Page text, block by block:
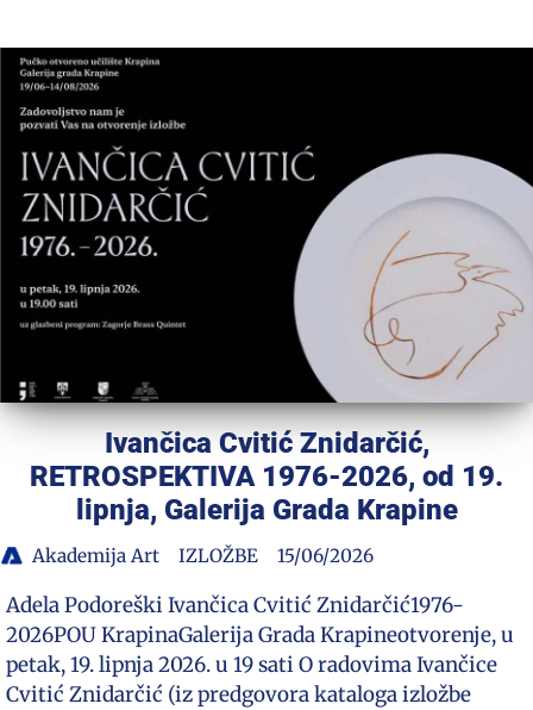
Ivančica Cvitić Znidarčić,
RETROSPEKTIVA 1976-2026, od 19.
lipnja, Galerija Grada Krapine
Akademija Art IZLOŽBE 15/06/2026
Adela Podoreški Ivančica Cvitić Znidarčić1976-
2026POU KrapinaGalerija Grada Krapineotvorenje, u
petak, 19. lipnja 2026. u 19 sati O radovima Ivančice
Cvitić Znidarčić (iz predgovora kataloga izložbe